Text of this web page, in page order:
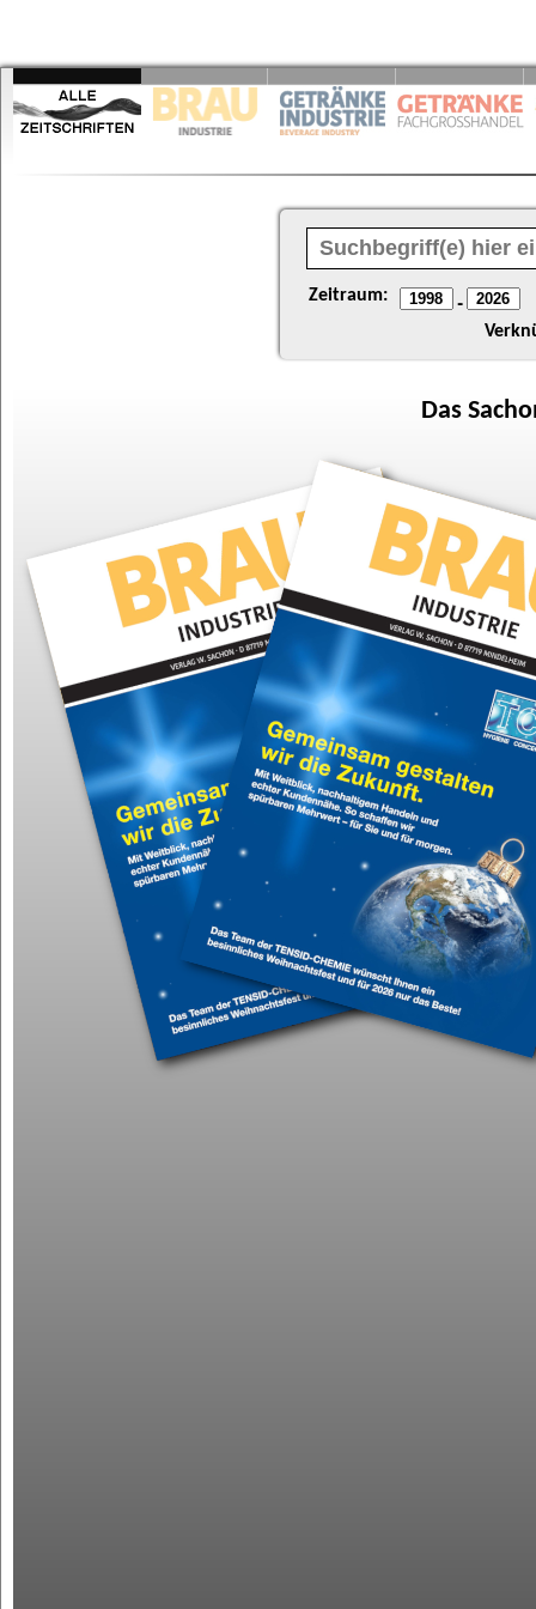
Zeitraum: -
Das